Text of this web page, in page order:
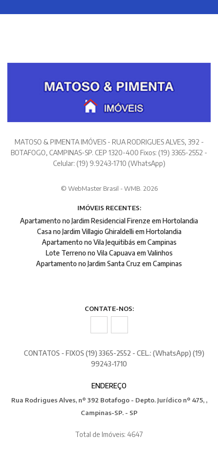
MATOSO & PIMENTA IMÓVEIS - RUA RODRIGUES ALVES, 392 -
BOTAFOGO, CAMPINAS-SP. CEP 1320-400 Fixos: (19) 3365-2552 -
Celular: (19) 9.9243-1710 (WhatsApp)
© WebMaster Brasil - WMB. 2026
IMÓVEIS RECENTES:
Apartamento no Jardim Residencial Firenze em Hortolandia
Casa no Jardim Villagio Ghiraldelli em Hortolandia
Apartamento no Vila Jequitibás em Campinas
Lote Terreno no Vila Capuava em Valinhos
Apartamento no Jardim Santa Cruz em Campinas
CONTATE-NOS:
CONTATOS - FIXOS (19) 3365-2552 - CEL.: (WhatsApp) (19)
99243-1710
ENDEREÇO
Rua Rodrigues Alves, nº 392 Botafogo - Depto. Jurídico nº 475, ,
Campinas-SP. - SP
Total de Imóveis: 4647